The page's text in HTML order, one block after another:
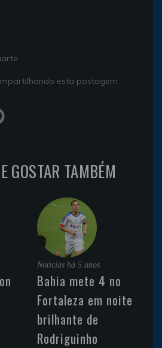
esta postagem
GOSTAR TAMBÉM
Noticias há 5 anos
Bahia mete 4 no
Fortaleza em noite
brilhante de
Rodriguinho